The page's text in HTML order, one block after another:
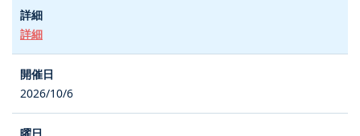
詳細
2026/10/6